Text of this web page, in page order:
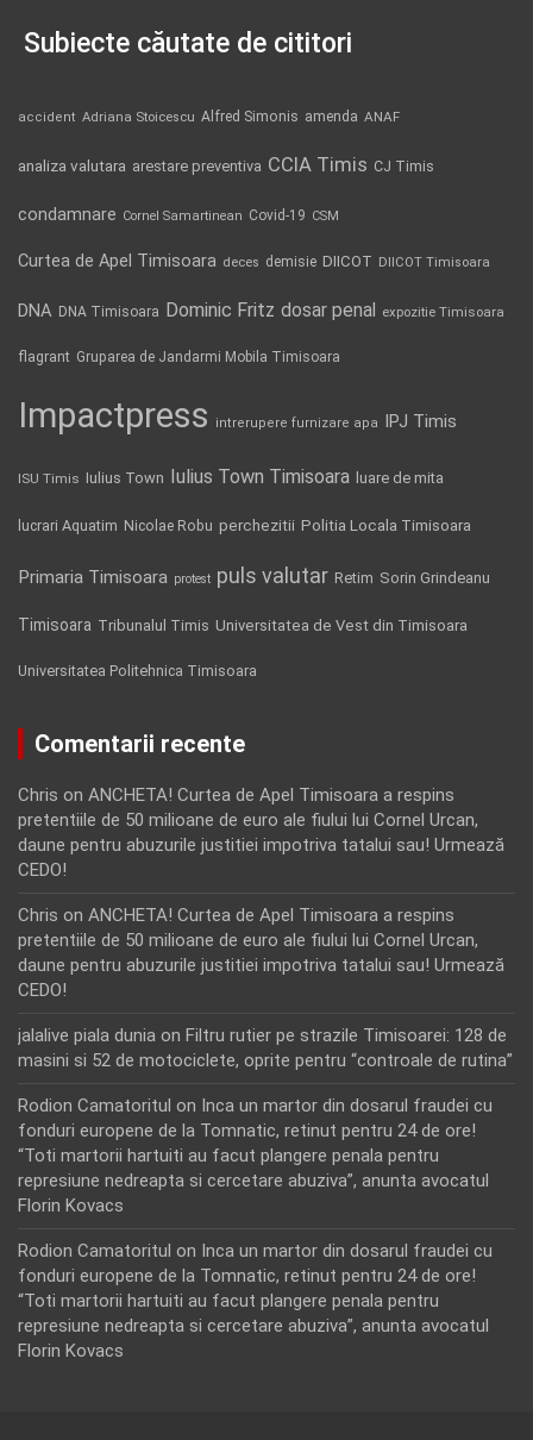
Subiecte căutate de cititori
accident Adriana Stoicescu Alfred Simonis amenda ANAF
analiza valutara arestare preventiva CCIA Timis CJ Timis
condamnare Cornel Samartinean Covid-19 CSM
Curtea de Apel Timisoara deces demisie DIICOT DIICOT Timisoara
DNA DNA Timisoara Dominic Fritz dosar penal expozitie Timisoara
flagrant Gruparea de Jandarmi Mobila Timisoara
Impactpress intrerupere furnizare apa IPJ Timis
ISU Timis Iulius Town Iulius Town Timisoara luare de mita
lucrari Aquatim Nicolae Robu perchezitii Politia Locala Timisoara
Primaria Timisoara protest puls valutar Retim Sorin Grindeanu
Timisoara Tribunalul Timis Universitatea de Vest din Timisoara
Universitatea Politehnica Timisoara
Comentarii recente
Chris on ANCHETA! Curtea de Apel Timisoara a respins
pretentiile de 50 milioane de euro ale fiului lui Cornel Urcan,
daune pentru abuzurile justitiei impotriva tatalui sau! Urmează
CEDO!
Chris on ANCHETA! Curtea de Apel Timisoara a respins
pretentiile de 50 milioane de euro ale fiului lui Cornel Urcan,
daune pentru abuzurile justitiei impotriva tatalui sau! Urmează
CEDO!
jalalive piala dunia on Filtru rutier pe strazile Timisoarei: 128 de
masini si 52 de motociclete, oprite pentru “controale de rutina”
Rodion Camatoritul on Inca un martor din dosarul fraudei cu
fonduri europene de la Tomnatic, retinut pentru 24 de ore!
“Toti martorii hartuiti au facut plangere penala pentru
represiune nedreapta si cercetare abuziva”, anunta avocatul
Florin Kovacs
Rodion Camatoritul on Inca un martor din dosarul fraudei cu
fonduri europene de la Tomnatic, retinut pentru 24 de ore!
“Toti martorii hartuiti au facut plangere penala pentru
represiune nedreapta si cercetare abuziva”, anunta avocatul
Florin Kovacs